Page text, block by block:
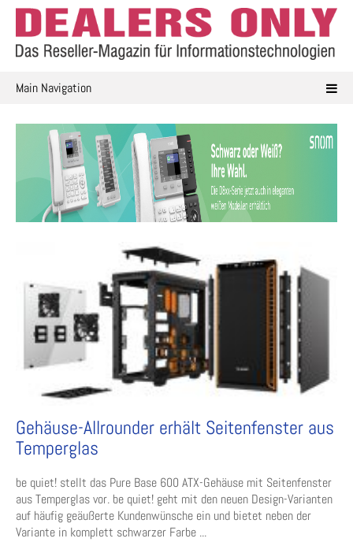
Skip
content
Main Navigation
Gehäuse-Allrounder erhält Seitenfenster aus
Temperglas
be quiet! stellt das Pure Base 600 ATX-Gehäuse mit Seitenfenster
aus Temperglas vor. be quiet! geht mit den neuen Design-Varianten
auf häufig geäußerte Kundenwünsche ein und bietet neben der
Variante in komplett schwarzer Farbe ...